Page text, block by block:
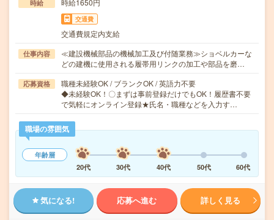
時給 時給1650円
交通費
交通費規定内支給
仕事内容
≪建設機械部品の機械加工及び付随業務≫ショベルカーな
どの建機に使用される履帯用リンクの加工や部品を磨…
応募資格
職種未経験OK / ブランクOK / 英語力不要
◆未経験OK！〇まずは事前登録だけでもOK！履歴書不要
で気軽にオンライン登録★氏名・職種などを入力す…
職場の雰囲気
年齢層
20代
30代 40代 50代 60代
気になる! 応募へ進む 詳しく見る